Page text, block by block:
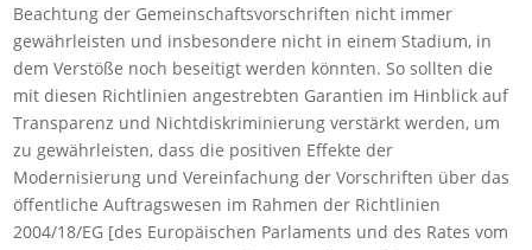
Beachtung der Gemeinschaftsvorschriften nicht immer
gewährleisten und insbesondere nicht in einem Stadium, in
dem Verstöße noch beseitigt werden könnten. So sollten die
mit diesen Richtlinien angestrebten Garantien im Hinblick auf
Transparenz und Nichtdiskriminierung verstärkt werden, um
zu gewährleisten, dass die positiven Effekte der
Modernisierung und Vereinfachung der Vorschriften über das
öffentliche Auftragswesen im Rahmen der Richtlinien
2004/18/EG [des Europäischen Parlaments und des Rates vom